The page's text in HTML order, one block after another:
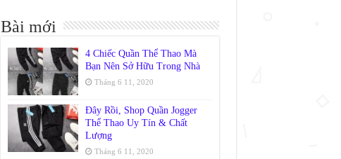
Bài mới
4 Chiếc Quần Thể Thao Mà
Bạn Nên Sở Hữu Trong Nhà
Tháng 6 11, 2020
Đây Rồi, Shop Quần Jogger
Thể Thao Uy Tín & Chất
Lượng
Tháng 6 11, 2020